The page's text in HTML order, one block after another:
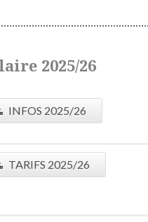
2025/26
INFOS 2025/26
TARIFS 2025/26